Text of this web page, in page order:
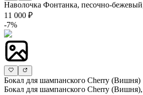
Наволочка Фонтанка, песочно-
11 000 ₽
-7%
Бокал для шампанского Cherry (Вишня)
Бокал для шампанского Cherry